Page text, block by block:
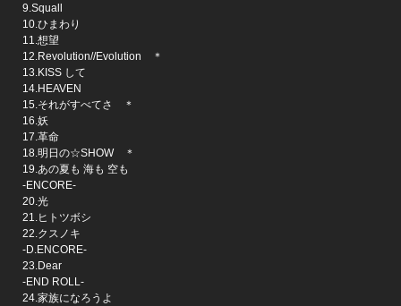
9.Squall
10.ひまわり
11.想望
12.Revolution//Evolution ＊
13.KISS して
14.HEAVEN
15.それがすべてさ ＊
16.妖
17.革命
18.明日の☆SHOW ＊
19.あの夏も 海も 空も
-ENCORE-
20.光
21.ヒトツボシ
22.クスノキ
-D.ENCORE-
23.Dear
-END ROLL-
24.家族になろうよ